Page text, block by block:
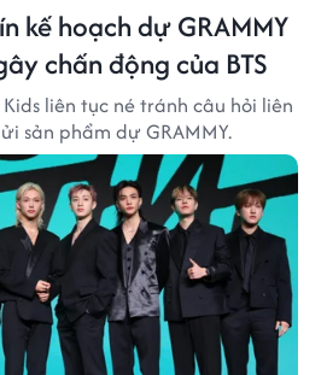
kế hoạch dự GRAMMY
chấn động của BTS
liên tục né tránh câu hỏi liên
sản phẩm dự GRAMMY.